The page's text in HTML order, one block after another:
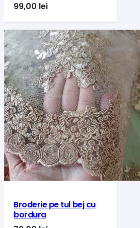
99,00 lei
Broderie pe tul bej cu
bordura